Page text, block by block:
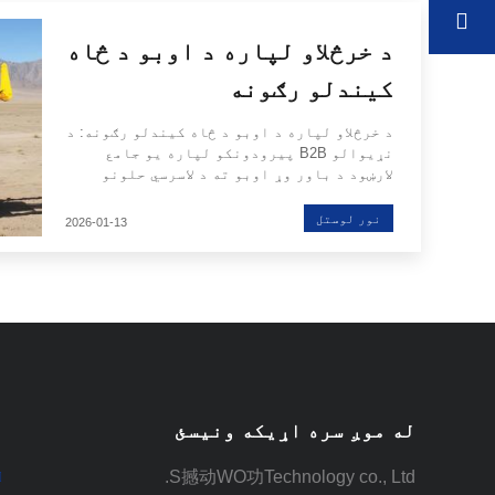
د خرڅلاو لپاره د اوبو د څاه
کیندلو رګونه
د خرڅلاو لپاره د اوبو د څاه کیندلو رګونه: د
نړیوالو B2B پیرودونکو لپاره یو جامع
لارښود د باور وړ اوبو ته د لاسرسي حلونو
چې د کرنې، صنعتي او ټولنیزې پراختیا
اړتیاو له امله پرمخ وړل کیږي. د نړۍ په کچه
2026-01-13 نور لوستل
له موږ سره اړیکه ونیسئ
S撼动WO功Technology co., Ltd.